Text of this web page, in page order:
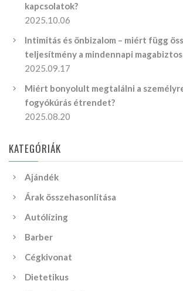
kapcsolatok?
2025.10.06
Intimitás és önbizalom – miért függ
teljesítmény a mindennapi
2025.09.17
Miért bonyolult megtalálni a
fogyókúrás étrendet?
2025.08.20
KATEGÓRIÁK
Ajándék
Árak összehasonlítása
Autólízing
Barber
Cégkivonat
Dietetikus